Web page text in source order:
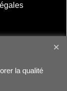
la qualité